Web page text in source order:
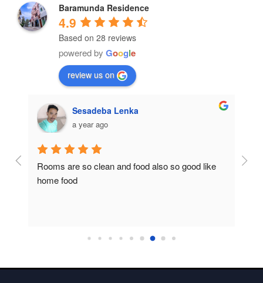
Baramunda Residence
4.9
Based on 28 reviews
powered by Google
review us on
Sesadeba Lenka
a year ago
Rooms are so clean and food also so good like
home food
So